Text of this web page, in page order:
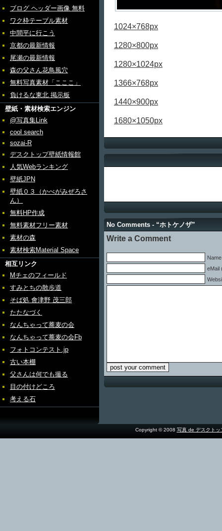
ブログ ヘッダー画像 無料
ワク枠テーブル素材
中間平に行こう
京都の最新情報
尾瀬の最新情報
森の父さん花鳥風穴
無料写真素材「こここ」
負けるな東北 掲示板
壁紙・素材検索エンジン
@写真集Link
cool search
sozai-R
デスクトップ壁紙情報館
人気Webランキング
壁紙JPN
壁紙０３（かべがみぜろさ
ん）
無料HP作成
無料素材フリー素材
素材の森
素材検索Material Space
相互リンク
Mチェのフィールド
すみとちの散歩道
そば処 會津野 茂三郎
たたなづく
なんちゃって蕎麦の会
なんちゃって蕎麦の会Fb
フォトコンテスト.jp
古い本棚
父さんは何でも撮る
目の付けどころ
考える石
1024×768px
1280×800px
1280×1024px
1366×768px
1440×900px
1680×1050px
No Comments - “ホトケノザ”
Write a Comment
eMail
Copyright © 2008 写真 de デスクトッ